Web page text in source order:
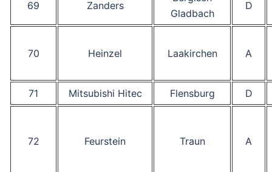
69 Zanders
Gladbach
D
70 Heinzel Laakirchen A
71 Mitsubishi Hitec Flensburg D
72 Feurstein Traun A